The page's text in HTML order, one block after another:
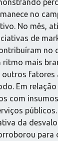
no
No mês,
de
no
ritmo mais
outros fatores
Em
com
da
para